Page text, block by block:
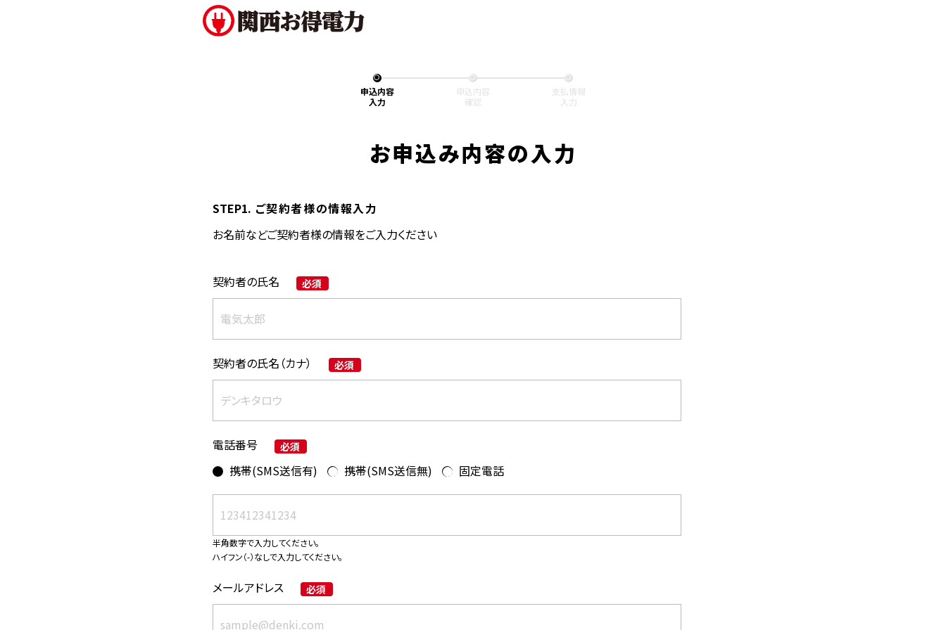
申込内容
入力
申込内容
確認
支払情報
入力
お申込み内容の入力
STEP1. ご契約者様の情報入力
お名前などご契約者様の情報をご入力ください
契約者の氏名 必須
契約者の氏名（カナ） 必須
電話番号 必須
携帯(SMS送信有) 携帯(SMS送信無) 固定電話
半角数字で入力してください。
ハイフン（-）なしで入力してください。
メールアドレス 必須